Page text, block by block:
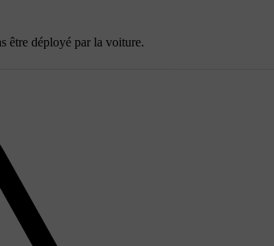
être déployé par la voiture.